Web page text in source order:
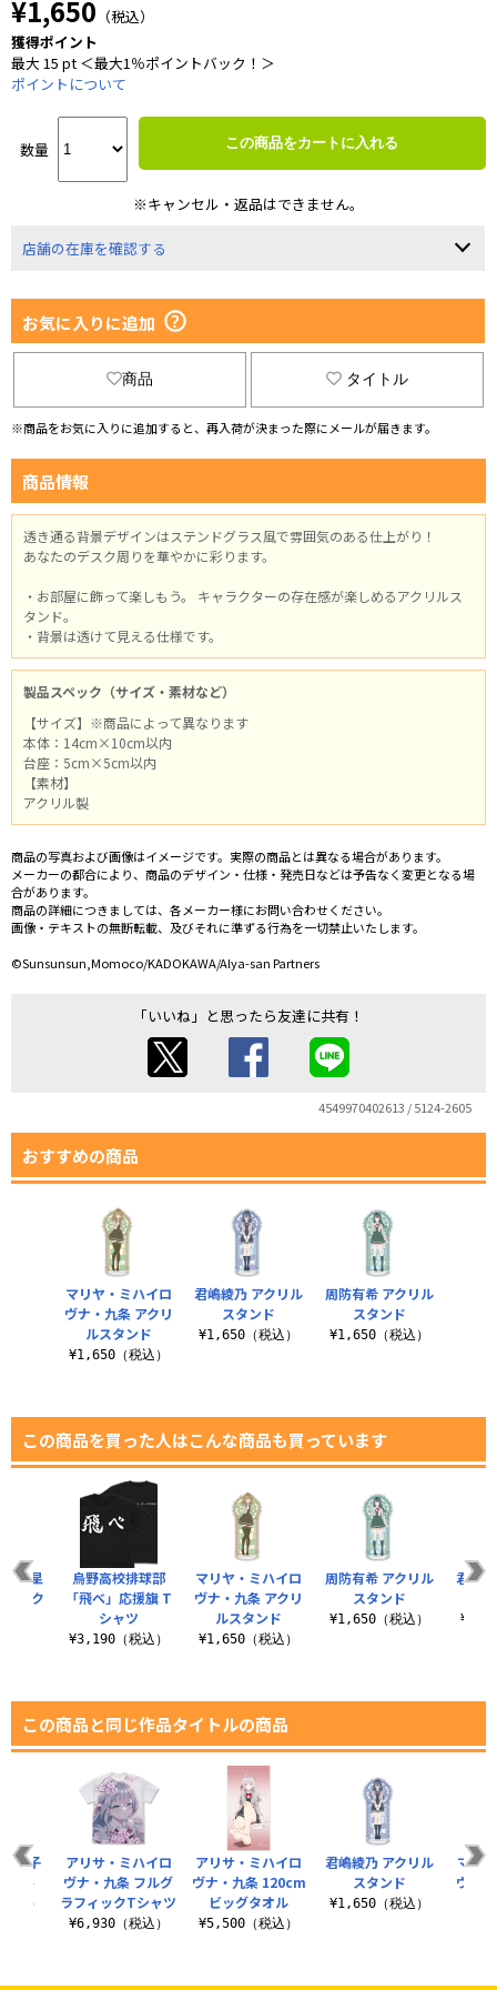
¥1,650 （税込）
獲得ポイント
最大 15 pt ＜最大1％ポイントバック！＞
ポイントについて
数量 この商品をカートに入れる
※キャンセル・返品はできません。
店舗の在庫を確認する
お気に入りに追加
商品 タイトル
※商品をお気に入りに追加すると、再入荷が決まった際にメールが届きます。
商品情報
透き通る背景デザインはステンドグラス風で雰囲気のある仕上がり！
あなたのデスク周りを華やかに彩ります。
・お部屋に飾って楽しもう。 キャラクターの存在感が楽しめるアクリルス
タンド。
・背景は透けて見える仕様です。
製品スペック（サイズ・素材など）
【サイズ】※商品によって異なります
本体：14cm×10cm以内
台座：5cm×5cm以内
【素材】
アクリル製
商品の写真および画像はイメージです。実際の商品とは異なる場合があります。
メーカーの都合により、商品のデザイン・仕様・発売日などは予告なく変更となる場
合があります。
商品の詳細につきましては、各メーカー様にお問い合わせください。
画像・テキストの無断転載、及びそれに準ずる行為を一切禁止いたします。
©Sunsunsun,Momoco/KADOKAWA/Alya-san Partners
「いいね」と思ったら友達に共有！
4549970402613 / 5124-2605
おすすめの商品
君嶋綾乃 アクリル
スタンド
¥1,650（税込）
周防有希 アクリル
スタンド
¥1,650（税込）
マリヤ・ミハイロ
ヴナ・九条 アクリ
ルスタンド
¥1,650（税込）
この商品を買った人はこんな商品も買っています
マリヤ・ミハイロ
ヴナ・九条 アクリ
ルスタンド
¥1,650（税込）
周防有希 アクリル
スタンド
¥1,650（税込）
君嶋
る星
アク
烏野高校排球部
「飛べ」応援旗 T
シャツ
¥3,190（税込）
この商品と同じ作品タイトルの商品
アリサ・ミハイロ
ヴナ・九条 120cm
ビッグタオル
¥5,500（税込）
君嶋綾乃 アクリル
スタンド
¥1,650（税込）
マリ
ヴナ
女子
ット
込）
アリサ・ミハイロ
ヴナ・九条 フルグ
ラフィックTシャツ
¥6,930（税込）